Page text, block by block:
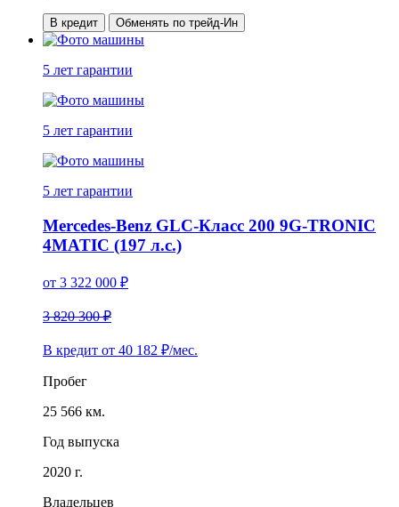
В кредит Обменять по трейд-Ин
5 лет гарантии
5 лет гарантии
5 лет гарантии
Mercedes-Benz GLC-Класс 200 9G-TRONIC
4MATIC (197 л.с.)
от 3 322 000 ₽
3 820 300 ₽
В кредит от 40 182 ₽/мес.
Пробег
25 566 км.
Год выпуска
2020 г.
Владельцев